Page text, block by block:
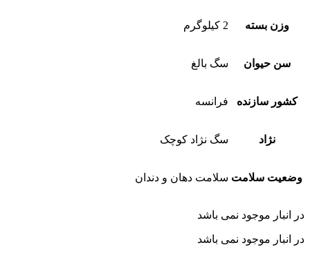
وزن بسته 2 کیلوگرم
سن حیوان سگ بالغ
کشور سازنده فرانسه
نژاد سگ نژاد کوچک
وضعیت سلامت سلامت دهان و دندان
در انبار موجود نمی باشد
در انبار موجود نمی باشد